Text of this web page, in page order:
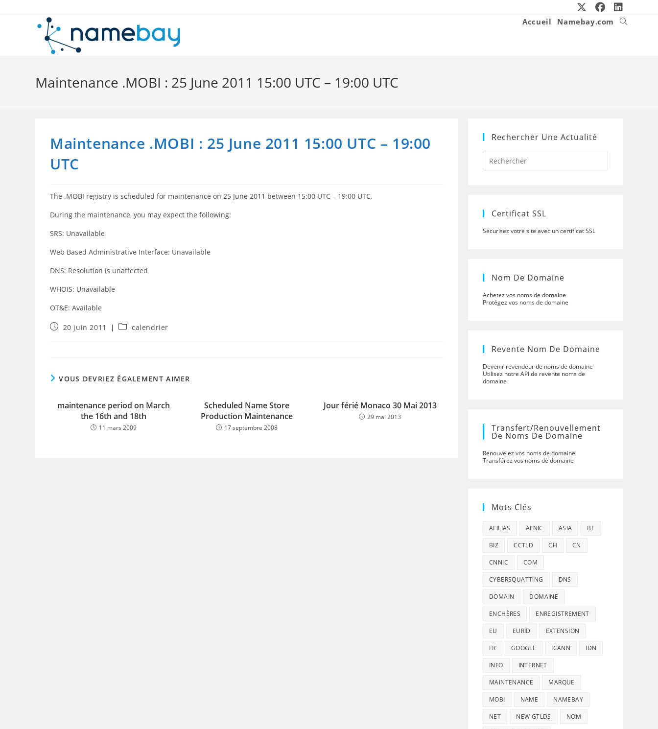
Accueil Namebay.com
Toggle
Maintenance .MOBI : 25 June 2011 15:00 UTC – 19:00 UTC
Maintenance .MOBI : 25 June 2011 15:00 UTC – 19:00
UTC
The .MOBI registry is scheduled for maintenance on 25 June 2011 between 15:00 UTC – 19:00 UTC.
During the maintenance, you may expect the following:
SRS: Unavailable
Web Based Administrative Interface: Unavailable
DNS: Resolution is unaffected
WHOIS: Unavailable
OT&E: Available
Publication
20 juin 2011
Postcalendrier
VOUS DEVRIEZ ÉGALEMENT AIMER
maintenance period on March
the 16th and 18th
11 mars 2009
Scheduled Name Store
Production Maintenance
17 septembre 2008
Jour férié Monaco 30 Mai 2013
29 mai 2013
Rechercher Une Actualité
Press
to
Certificat SSL
Sécurisez votre site avec un certificat SSL
Nom De Domaine
Achetez vos noms de domaine
Protégez vos noms de domaine
Revente Nom De Domaine
Devenir revendeur de noms de domaine
Utilisez notre API de revente noms de
domaine
Transfert/renouvellement
De Noms De Domaine
Renouvelez vos noms de domaine
Transférez vos noms de domaine
Mots Clés
AFILIAS AFNIC ASIA BE
BIZ CCTLD CH CN
CNNIC COM
CYBERSQUATTING DNS
DOMAIN DOMAINE
ENCHÈRES ENREGISTREMENT
EU EURID EXTENSION
FR GOOGLE ICANN IDN
INFO INTERNET
MAINTENANCE MARQUE
MOBI NAME NAMEBAY
NET NEW GTLDS NOM